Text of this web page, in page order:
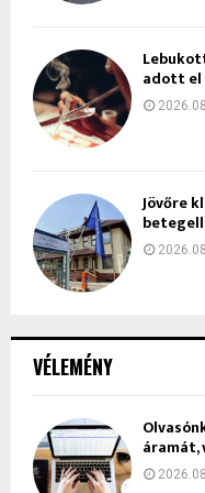
VÉLEMÉNY
áramát,
adott
Jövőre